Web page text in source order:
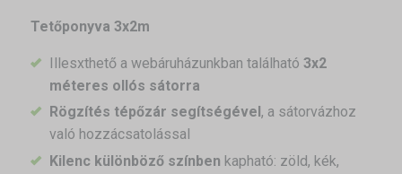
Tetőponyva 3x2m
Illesxthető a webáruházunkban található 3x2
méteres ollós sátorra
Rögzítés tépőzár segítségével , a sátorvázhoz
való hozzácsatolással
Kilenc különböző színben kapható: zöld, kék,